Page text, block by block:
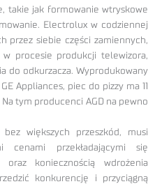
takie jak formowanie wtryskowe
Electrolux w codziennej
przez siebie części zamiennych,
w procesie produkcji telewizora,
do odkurzacza. Wyprodukowany
Appliances, piec do pizzy ma 11
tym producenci AGD na pewno
większych przeszkód, musi
przekładającymi się
koniecznością wdrożenia
konkurencję i przyciągną